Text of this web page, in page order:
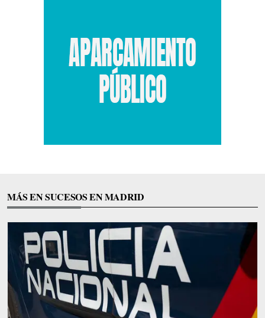
MÁS EN SUCESOS EN MADRID